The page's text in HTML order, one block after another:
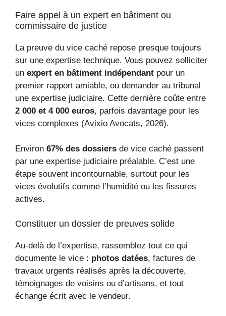
Faire appel à un expert en bâtiment ou
commissaire de justice
La preuve du vice caché repose presque toujours
sur une expertise technique. Vous pouvez solliciter
un expert en bâtiment indépendant pour un
premier rapport amiable, ou demander au tribunal
une expertise judiciaire. Cette dernière coûte entre
2 000 et 4 000 euros, parfois davantage pour les
vices complexes (Avixio Avocats, 2026).
Environ 67% des dossiers de vice caché passent
par une expertise judiciaire préalable. C’est une
étape souvent incontournable, surtout pour les
vices évolutifs comme l’humidité ou les fissures
actives.
Constituer un dossier de preuves solide
Au-delà de l’expertise, rassemblez tout ce qui
documente le vice : photos datées, factures de
travaux urgents réalisés après la découverte,
témoignages de voisins ou d’artisans, et tout
échange écrit avec le vendeur.